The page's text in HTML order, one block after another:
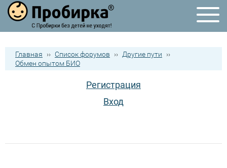
Главная ›› Список форумов ›› Другие пути
››
Обмен опытом БИО
Регистрация
Вход